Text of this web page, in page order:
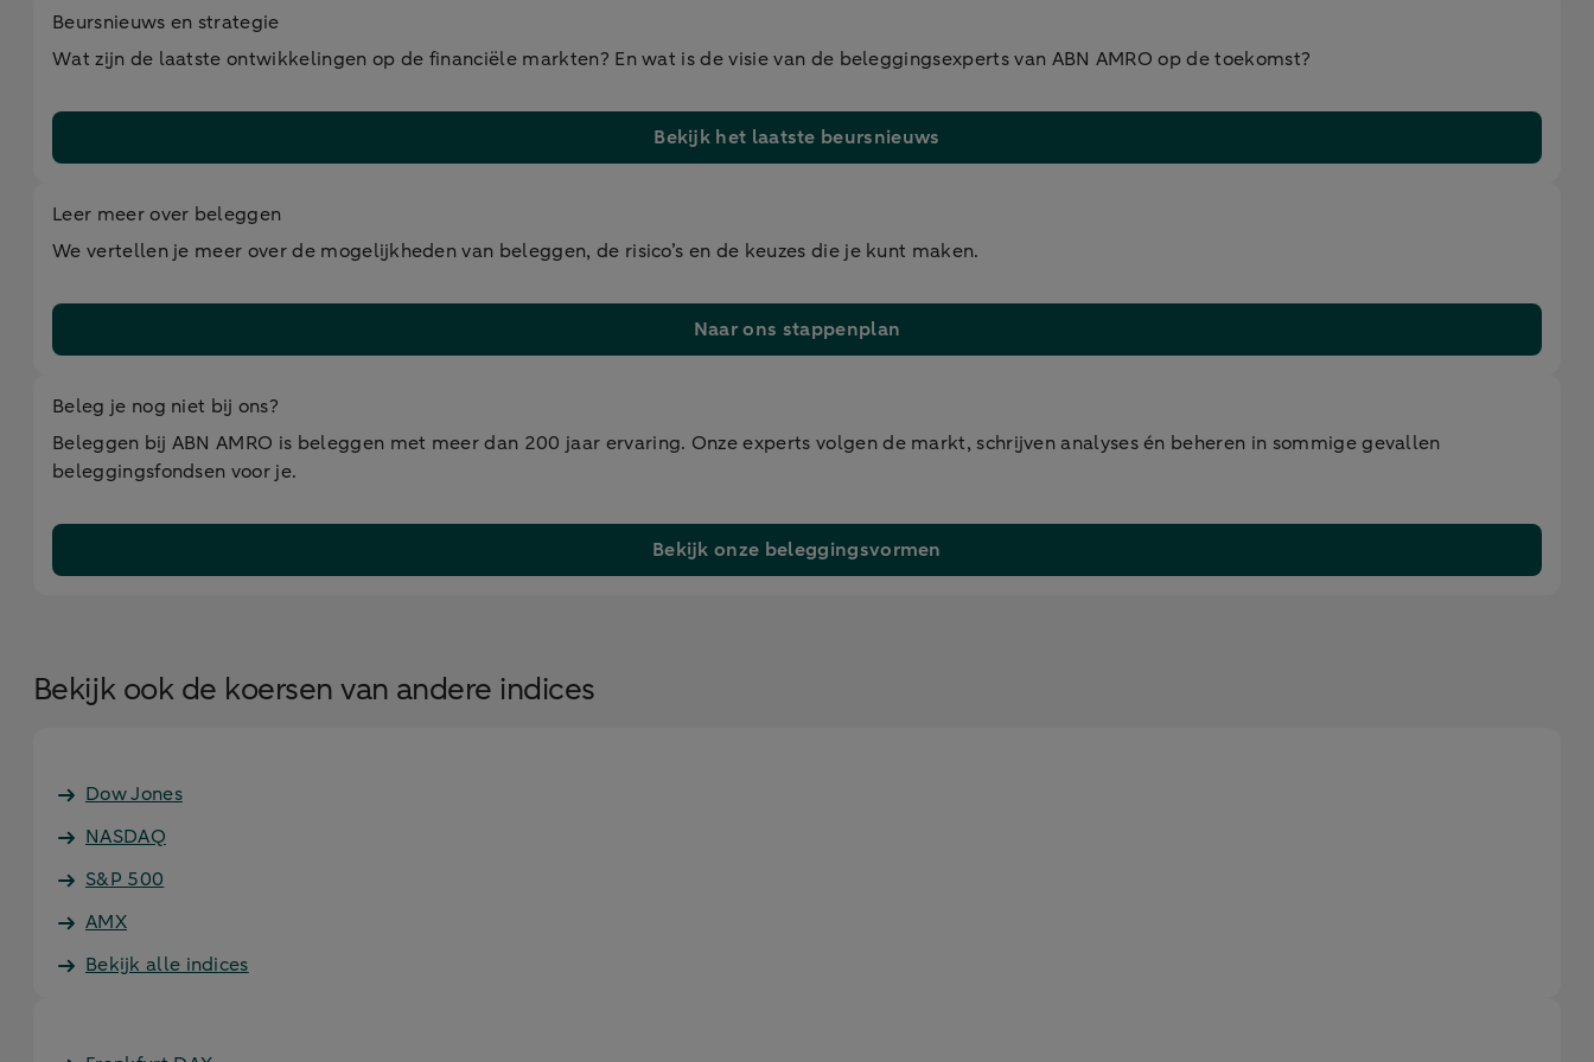
Beursnieuws en strategie
Wat zijn de laatste ontwikkelingen op de financiële markten? En wat is de visie van de beleggingsexperts van ABN AMRO op de toekomst?
Bekijk het laatste beursnieuws
Leer meer over beleggen
We vertellen je meer over de mogelijkheden van beleggen, de risico’s en de keuzes die je kunt maken.
Naar ons stappenplan
Beleg je nog niet bij ons?
Beleggen bij ABN AMRO is beleggen met meer dan 200 jaar ervaring. Onze experts volgen de markt, schrijven analyses én beheren in sommige gevallen
beleggingsfondsen voor je.
Bekijk onze beleggingsvormen
Bekijk ook de koersen van andere indices
Dow Jones
NASDAQ
S&P 500
AMX
Bekijk alle indices